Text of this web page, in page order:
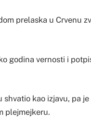
prelaska u Crvenu
godina vernosti i
kao izjavu, pa
plejmejkeru.